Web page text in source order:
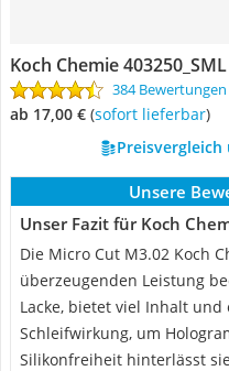
Koch Chemie 403250_SML
384 Bewertungen
ab 17,00 € ( Sofort lieferbar)
Unsere
Unser Fazit für Koch
Die Micro Cut M3.02 Koch
überzeugenden Leistung
Lacke, bietet viel Inhalt
Schleifwirkung, um
Silikonfreiheit hinterlässt